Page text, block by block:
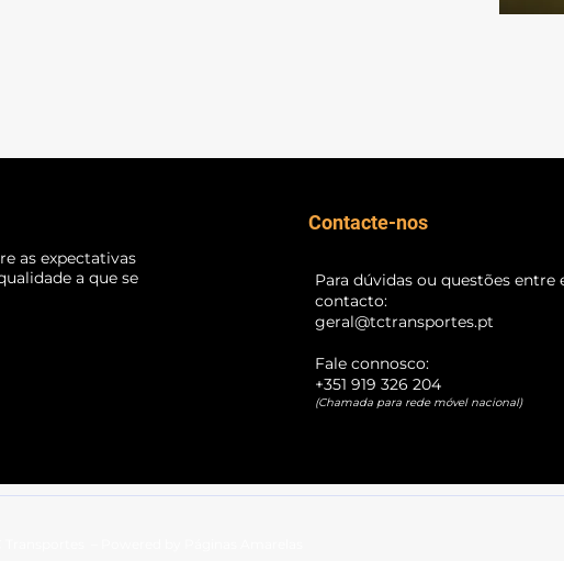
as expectativas
a que se
Contacte-nos
Para dúvidas ou questões entre
contacto:
geral@tctransportes.pt
Fale connosco:
+351 919 326 204
(Chamada para rede móvel nacional)